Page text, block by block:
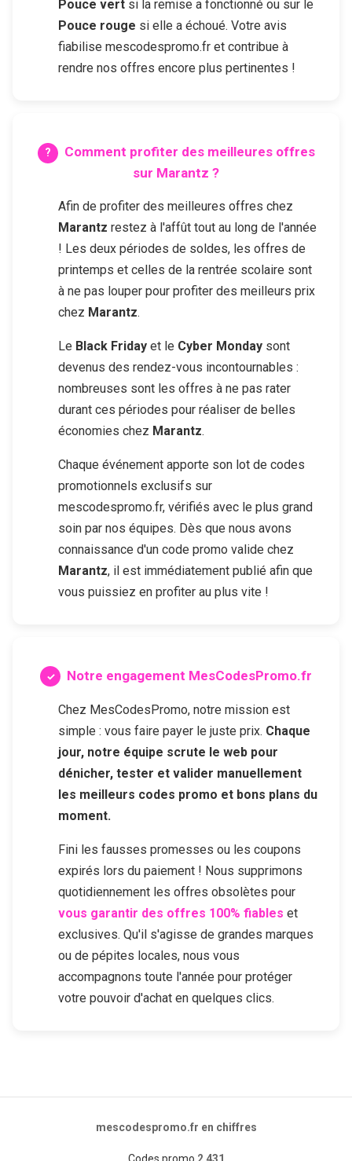
Pouce vert si la remise a fonctionné ou sur le
Pouce rouge si elle a échoué. Votre avis
fiabilise mescodespromo.fr et contribue à
rendre nos offres encore plus pertinentes !
Comment profiter des meilleures offres
sur Marantz ?
Afin de profiter des meilleures offres chez
Marantz restez à l'affût tout au long de l'année
! Les deux périodes de soldes, les offres de
printemps et celles de la rentrée scolaire sont
à ne pas louper pour profiter des meilleurs prix
chez Marantz.
Le Black Friday et le Cyber Monday sont
devenus des rendez-vous incontournables :
nombreuses sont les offres à ne pas rater
durant ces périodes pour réaliser de belles
économies chez Marantz.
Chaque événement apporte son lot de codes
promotionnels exclusifs sur
mescodespromo.fr, vérifiés avec le plus grand
soin par nos équipes. Dès que nous avons
connaissance d'un code promo valide chez
Marantz, il est immédiatement publié afin que
vous puissiez en profiter au plus vite !
Notre engagement MesCodesPromo.fr
Chez MesCodesPromo, notre mission est
simple : vous faire payer le juste prix. Chaque
jour, notre équipe scrute le web pour
dénicher, tester et valider manuellement
les meilleurs codes promo et bons plans du
moment.
Fini les fausses promesses ou les coupons
expirés lors du paiement ! Nous supprimons
quotidiennement les offres obsolètes pour
vous garantir des offres 100% fiables et
exclusives. Qu'il s'agisse de grandes marques
ou de pépites locales, nous vous
accompagnons toute l'année pour protéger
votre pouvoir d'achat en quelques clics.
mescodespromo.fr en chiffres
Codes promo 2 431